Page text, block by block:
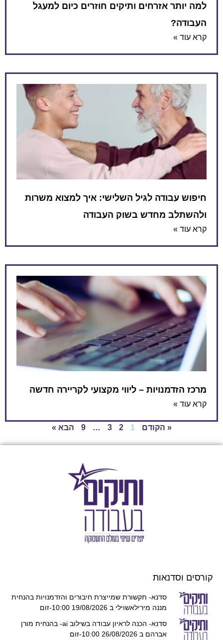
למה יותר אזרחים ותיקים חוזרים כיום למעגל
העבודה?
קרא עוד »
חיפוש עבודה לגיל השלישי: איך למצוא משרות
ולהשתלב מחדש בשוק העבודה
קרא עוד »
מרכז הזדמנויות – ליווי מקצועי לקריירה חדשה
קרא עוד »
« הקודם 1
2
3
…
9 הבא »
קורסים וסדנאות
סדנא- תקשורת שמייצרת חיבורים והזדמנויות בהנחית
מננה מירילאשוילי ב 19/08/2026 10:00-זום
סדנא- הכנה לראיון עבודה בשילוב ai- בהנחית מורן
אברהם ב 26/08/2026 10:00-זום